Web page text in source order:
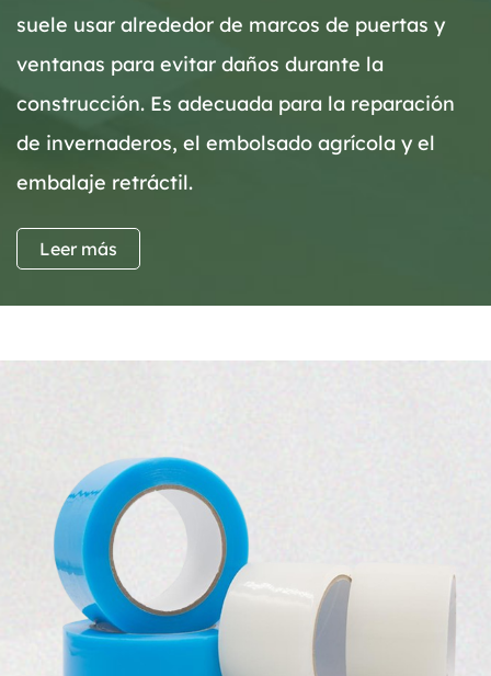
suele usar alrededor de marcos de puertas y
ventanas para evitar daños durante la
construcción. Es adecuada para la reparación
de invernaderos, el embolsado agrícola y el
embalaje retráctil.
Leer más